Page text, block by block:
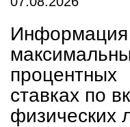
процентных
ставках по
физических